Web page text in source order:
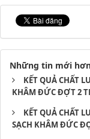
Những tin mới
KẾT QUẢ CHẤT
KHÂM ĐỨC ĐỢT 2
KẾT QUẢ CHẤT
SẠCH KHÂM ĐỨC